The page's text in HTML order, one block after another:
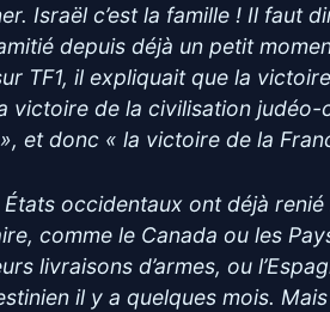
Israël c’est la famille ! Il faut
depuis déjà un petit
TF1, il expliquait que la
victoire de la civilisation
et donc « la victoire de la
États occidentaux ont déjà
comme le Canada ou les
livraisons d’armes, ou
il y a quelques mois.